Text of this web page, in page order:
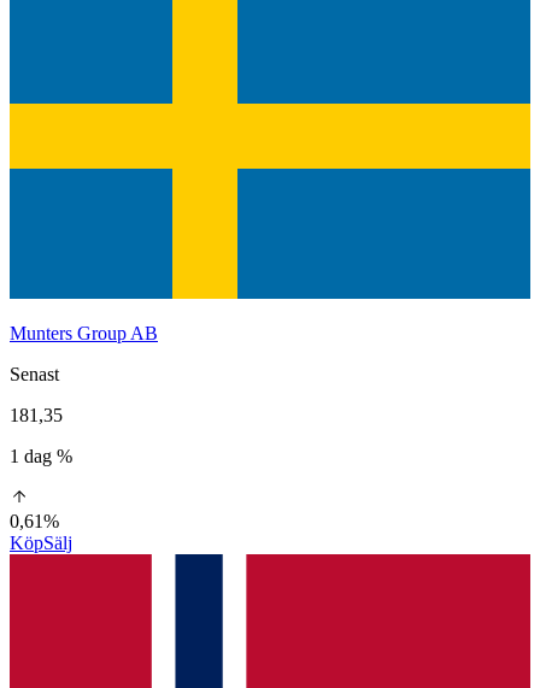
Munters Group AB
Senast
181,35
1 dag %
0,61%
KöpSälj